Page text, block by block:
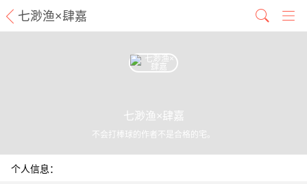
七渺渔×肆嘉
七渺渔×肆嘉
不会打棒球的作者不是合格的宅。
个人信息：